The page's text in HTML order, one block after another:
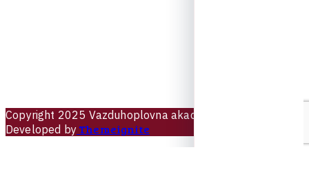
Copyrig ht 2025 Vazdu hoplovna akad
Developed byThemeignite